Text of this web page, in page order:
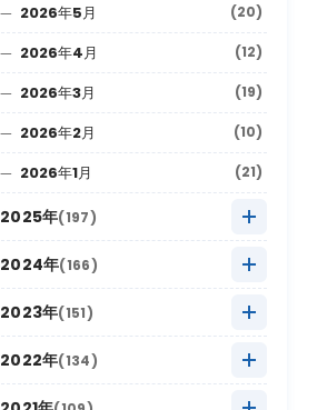
2026年5月 (20)
2026年4月 (12)
2026年3月 (19)
2026年2月 (10)
2026年1月 (21)
2025年(197)
2025年12月 (9)
2025年11月
2025年10月 (27)
2025年9月 (10)
2024年(166)
2024年12月 (8)
2024年11月
2024年10月 (20)
2023年(151)
2023年12月 (5)
2023年11月
2022年(134)
2022年12月 (11)